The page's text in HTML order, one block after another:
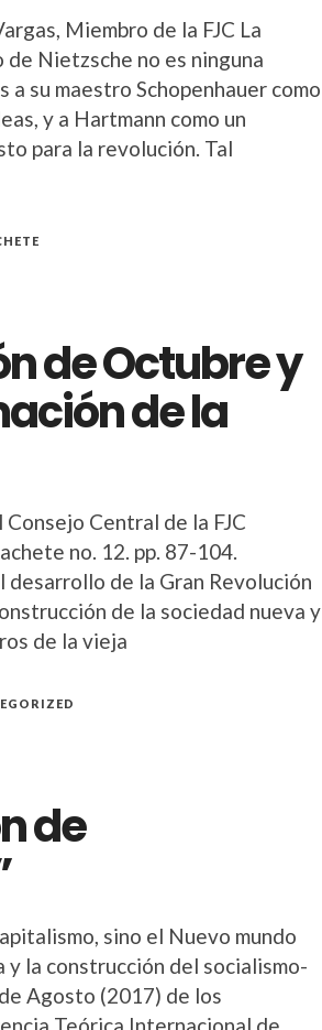
Miembro de la FJC La
Nietzsche no es ninguna
a su maestro Schopenhauer como
y a Hartmann como un
para la revolución. Tal
de Octubre y
de la
Central de la FJC
no. 12. pp. 87-104.
de la Gran Revolución
de la sociedad nueva y
de la vieja
de
sino el Nuevo mundo
y la construcción del socialismo-
Agosto (2017) de los
Teórica Internacional de